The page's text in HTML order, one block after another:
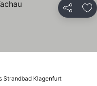
Teilen
Strandbad Klagenfurt